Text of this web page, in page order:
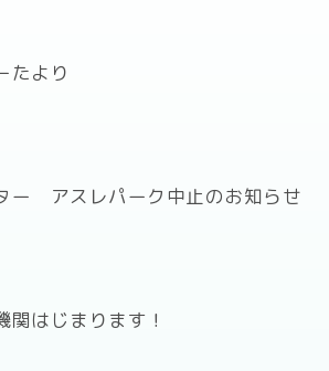
たより
ー アスレパーク中止のお知らせ
関はじまります！